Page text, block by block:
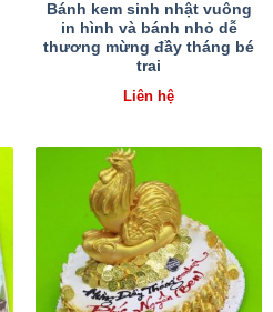
Bánh kem sinh nhật vuông
in hình và bánh nhỏ dễ
thương mừng đầy tháng bé
trai
Liên hệ